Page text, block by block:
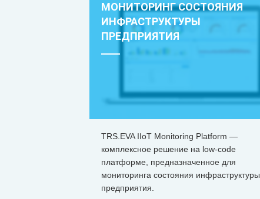
МОНИТОРИНГ СОСТОЯНИЯ
ИНФРАСТРУКТУРЫ
ПРЕДПРИЯТИЯ
TRS.EVA IIoT Monitoring Platform —
комплексное решение на low-code
платформе, предназначенное для
мониторинга состояния инфраструктуры
предприятия.